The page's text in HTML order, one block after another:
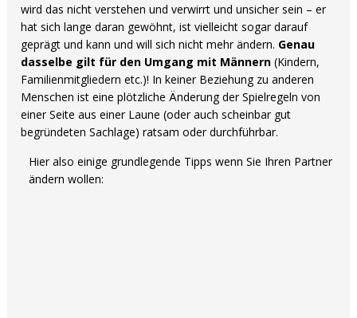
wird das nicht verstehen und verwirrt und unsicher sein – er
hat sich lange daran gewöhnt, ist vielleicht sogar darauf
geprägt und kann und will sich nicht mehr ändern. Genau
dasselbe gilt für den Umgang mit Männern (Kindern,
Familienmitgliedern etc.)! In keiner Beziehung zu anderen
Menschen ist eine plötzliche Änderung der Spielregeln von
einer Seite aus einer Laune (oder auch scheinbar gut
begründeten Sachlage) ratsam oder durchführbar.
Hier also einige grundlegende Tipps wenn Sie Ihren Partner
ändern wollen: